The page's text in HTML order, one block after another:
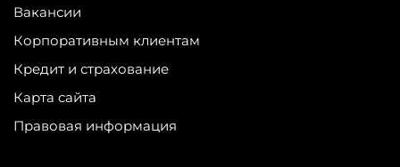
Вакансии
Корпоративным клиентам
Кредит и страхование
Карта сайта
Правовая информация